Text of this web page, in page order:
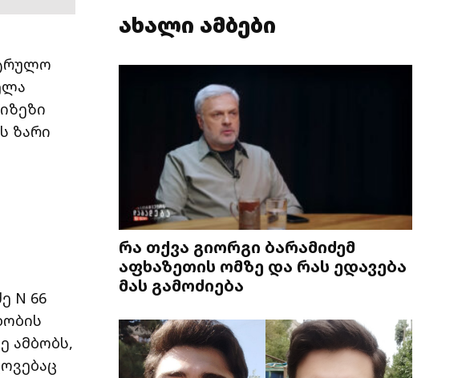
ზარი
N 66
ამბობს,
ახალი ამბები
რა თქვა გიორგი ბარამიძემ
აფხაზეთის ომზე და რას ედავება
მას გამოძიება